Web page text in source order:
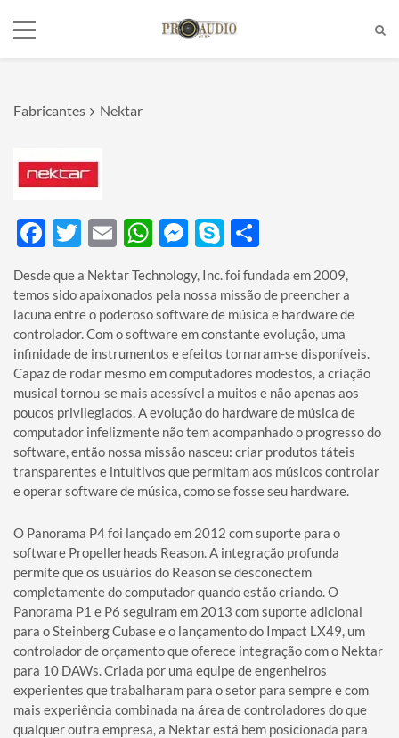
Fabricantes Nektar
Facebook
Twitter
EmailWhatsApp
Messenger
Skype
Desde que a Nektar Technology, Inc. foi fundada em 2009,
temos sido apaixonados pela nossa missão de preencher a
lacuna entre o poderoso software de música e hardware de
controlador. Com o software em constante evolução, uma
infinidade de instrumentos e efeitos tornaram-se disponíveis.
Capaz de rodar mesmo em computadores modestos, a criação
musical tornou-se mais acessível a muitos e não apenas aos
poucos privilegiados. A evolução do hardware de música de
computador infelizmente não tem acompanhado o progresso do
software, então nossa missão nasceu: criar produtos táteis
transparentes e intuitivos que permitam aos músicos controlar
e operar software de música, como se fosse seu hardware.
O Panorama P4 foi lançado em 2012 com suporte para o
software Propellerheads Reason. A integração profunda
permite que os usuários do Reason se desconectem
completamente do computador quando estão criando. O
Panorama P1 e P6 seguiram em 2013 com suporte adicional
para o Steinberg Cubase e o lançamento do Impact LX49, um
controlador de orçamento que oferece integração com o Nektar
para 10 DAWs. Criada por uma equipe de engenheiros
experientes que trabalharam para o setor para sempre e com
mais experiência combinada na área de controladores do que
qualquer outra empresa, a Nektar está bem posicionada para